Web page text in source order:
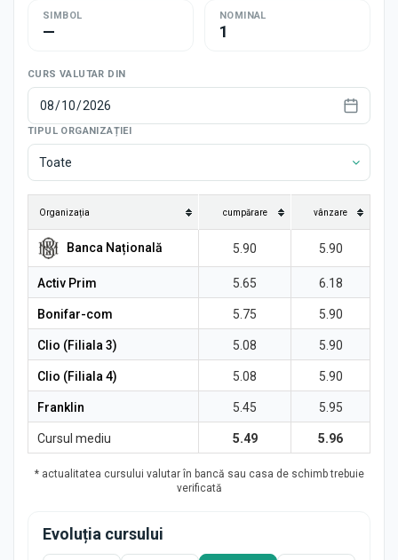
Transferuri de bani
SIMBOL
—
NOMINAL
1
CURS VALUTAR DIN
TIPUL ORGANIZAȚIEI
Toate
Organizația cumpărare vânzare
Banca Națională 5.90 5.90
Activ Prim 5.65 6.18
Bonifar-com 5.75 5.90
Clio (Filiala 3) 5.08 5.90
Clio (Filiala 4) 5.08 5.90
Franklin 5.45 5.95
Cursul mediu 5.49 5.96
* actualitatea cursului valutar în bancă sau casa de schimb trebuie
verificată
Evoluția cursului